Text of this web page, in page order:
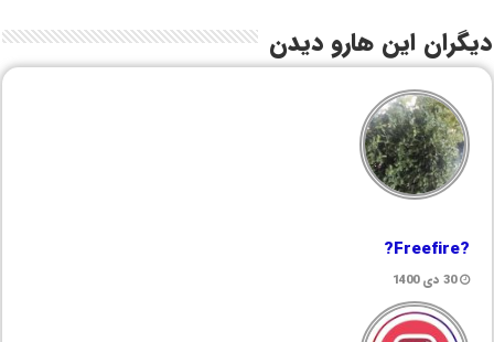
دیگران این هارو دیدن
?Freefire?
30 دی 1400